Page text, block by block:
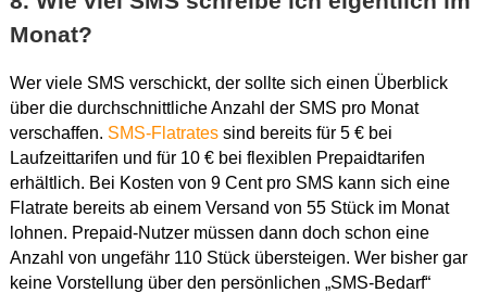
Monat?
Wer viele SMS verschickt, der sollte sich einen Überblick
über die durchschnittliche Anzahl der SMS pro Monat
verschaffen. SMS-Flatratessind bereits für 5 € bei
Laufzeittarifen und für 10 € bei flexiblen Prepaidtarifen
erhältlich. Bei Kosten von 9 Cent pro SMS kann sich eine
Flatrate bereits ab einem Versand von 55 Stück im Monat
lohnen. Prepaid-Nutzer müssen dann doch schon eine
Anzahl von ungefähr 110 Stück übersteigen. Wer bisher gar
keine Vorstellung über den persönlichen „SMS-Bedarf“